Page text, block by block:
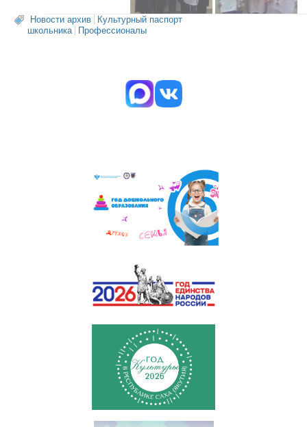
Новости архив
Культурный паспорт
школьника
Профессионалы